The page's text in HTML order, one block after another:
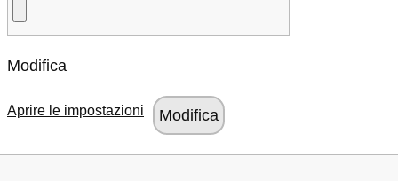
Modifica
Aprire le impostazioni